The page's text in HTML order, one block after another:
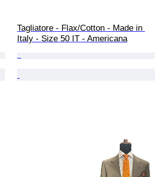
Tagliatore - Flax/Cotton - Made in
Italy - Size 50 IT - Americana